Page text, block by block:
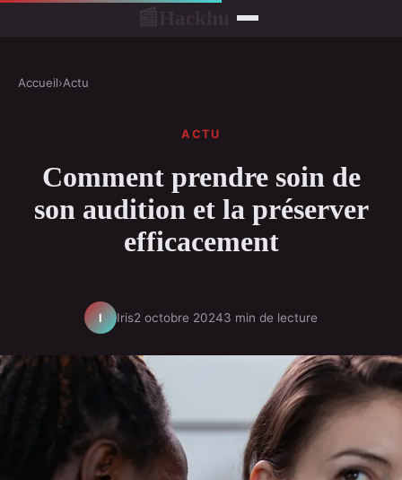
Accueil›Actu
ACTU
Comment prendre soin de
son audition et la préserver
efficacement
I Iris2 octobre 20243 min de lecture